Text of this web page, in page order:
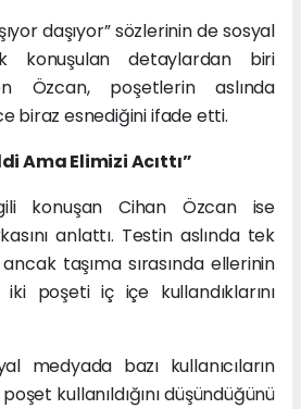
daşıyor” sözlerinin de sosyal
konuşulan detaylardan biri
Özcan, poşetlerin aslında
biraz esnediğini ifade etti.
Ama Elimizi Acıttı”
konuşan Cihan Özcan ise
anlattı. Testin aslında tek
ancak taşıma sırasında ellerinin
iki poşeti iç içe kullandıklarını
medyada bazı kullanıcıların
kullanıldığını düşündüğünü